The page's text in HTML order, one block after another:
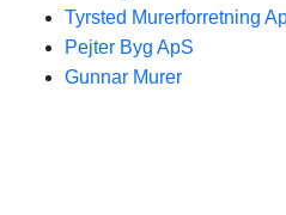
Tyrsted Murerforretning
Pejter Byg ApS
Gunnar Murer